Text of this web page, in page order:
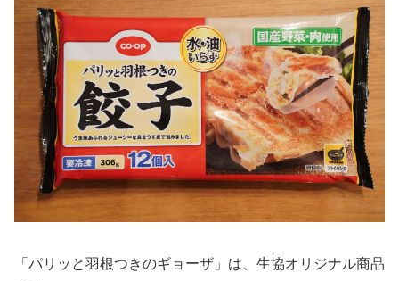
「パリッと羽根つきのギョーザ」は、生協オリジナル商品